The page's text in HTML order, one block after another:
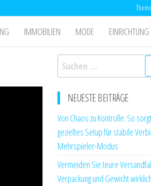
IMMOBILIEN MODE EINRICHTUNG
Suchen
nach:
NEUESTE BEITRÄGE
Von Chaos zu Kontrolle: So
gezieltes Setup für stabile
Mehrspieler-Modus
Vermeiden Sie teure
Verpackung und Gewicht wirklich